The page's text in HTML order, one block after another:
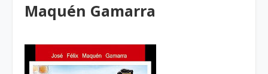
Maquén Gamarra